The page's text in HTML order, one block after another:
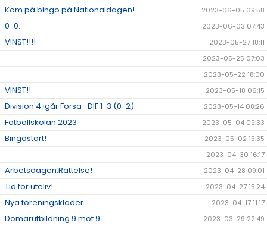
Kom på bingo på Nationaldagen! 2023-06-05 09:58
0-0. 2023-06-03 07:43
VINST!!!!
2023-05-27 18:11
2023-05-25 07:03
2023-05-22 18:00
VINST!! 2023-05-18 06:15
Division 4 igår Forsa- DIF 1-3 (0-2). 2023-05-14 08:26
Fotbollskolan 2023 2023-05-04 09:33
Bingostart!
2023-05-02 15:35
2023-04-30 16:17
Arbetsdagen.Rättelse! 2023-04-28 09:01
Tid för uteliv! 2023-04-27 15:24
Nya föreningskläder 2023-04-17 11:17
Domarutbildning 9 mot 9 2023-03-29 22:49